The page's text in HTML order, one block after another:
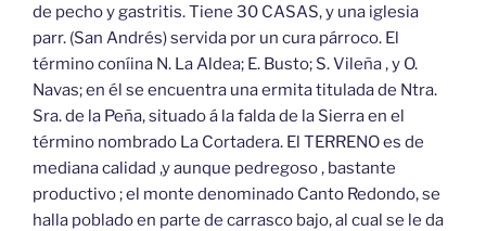
de pecho y gastritis. Tiene 30 CASAS, y una iglesia
parr. (San Andrés) servida por un cura párroco. El
término coníina N. La Aldea; E. Busto; S. Vileña , y O.
Navas; en él se encuentra una ermita titulada de Ntra.
Sra. de la Peña, situado á la falda de la Sierra en el
término nombrado La Cortadera. El TERRENO es de
mediana calidad ,y aunque pedregoso , bastante
productivo ; el monte denominado Canto Redondo, se
halla poblado en parte de carrasco bajo, al cual se le da